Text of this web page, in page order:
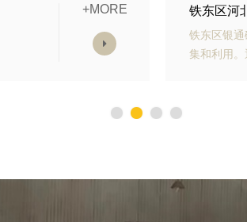
中 +MORE 铁东区山
铁东区银
能力强、